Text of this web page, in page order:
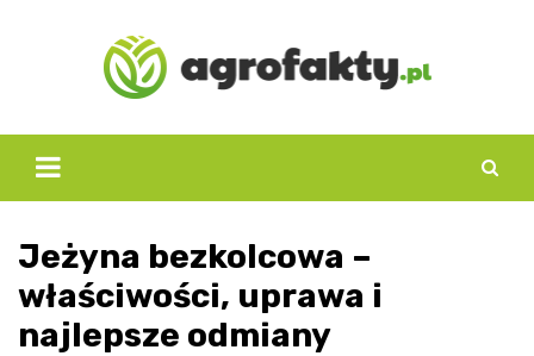
Jeżyna bezkolcowa –
właściwości, uprawa i
najlepsze odmiany